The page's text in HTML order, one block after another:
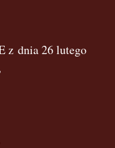
z dnia 26 lutego